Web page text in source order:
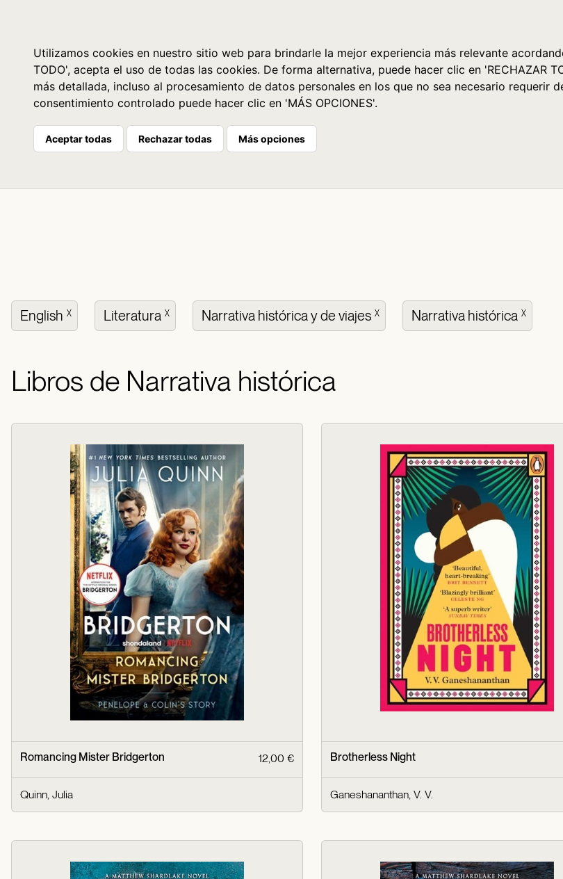
Utilizamos cookies en nuestro sitio web para brindarle la mejor experiencia más relevante
TODO', acepta el uso de todas las cookies. De forma alternativa, puede hacer clic en 'RECHAZAR
más detallada, incluso al procesamiento de datos personales en los que no sea necesario requerir
consentimiento controlado puede hacer clic en 'MÁS OPCIONES'.
Aceptar todas Rechazar todas Más opciones
English X Literatura X Narrativa histórica y de viajes X Narrativa histórica X
Libros de Narrativa histórica
Romancing Mister Bridgerton 12,00 €
Quinn, Julia
Brotherless Night
Ganeshananthan, V. V.